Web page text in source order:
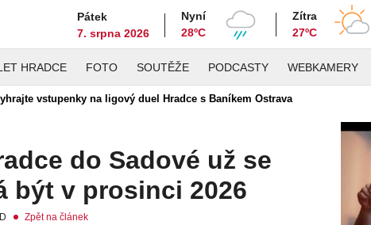
Pátek
7. srpna 2026
Nyní
28ºC
Zítra
27ºC
HRADCE FOTO SOUTĚŽE PODCASTY WEBKAMERY
vstupenky na ligový duel Hradce s Baníkem Ostrava
do Sadové už se
být v prosinci 2026
Zpět na článek